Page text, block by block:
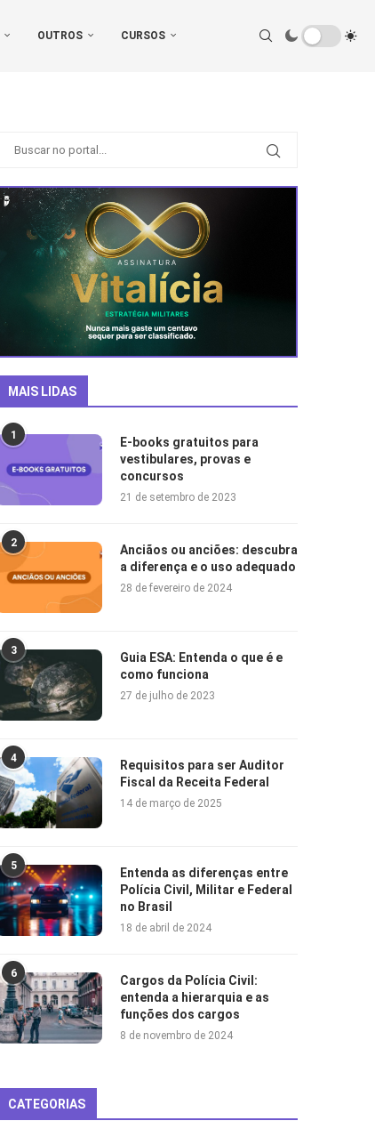
OUTROS CURSOS
MAIS LIDAS
1
E-books gratuitos para
vestibulares, provas e
concursos
21 de setembro de 2023
2
Anciãos ou anciões: descubra
a diferença e o uso adequado
28 de fevereiro de 2024
3
Guia ESA: Entenda o que é e
como funciona
27 de julho de 2023
4
Requisitos para ser Auditor
Fiscal da Receita Federal
14 de março de 2025
5
Entenda as diferenças entre
Polícia Civil, Militar e Federal
no Brasil
18 de abril de 2024
6
Cargos da Polícia Civil:
entenda a hierarquia e as
funções dos cargos
8 de novembro de 2024
CATEGORIAS